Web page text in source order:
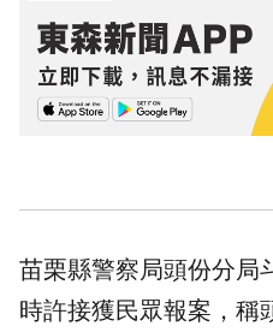
苗栗縣警察局頭份分局
時許接獲民眾報案，稱